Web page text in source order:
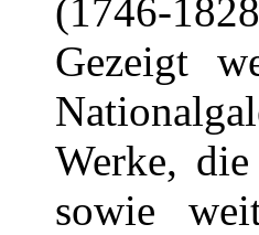
(1746-
Gezeigt
Werke,
sowie